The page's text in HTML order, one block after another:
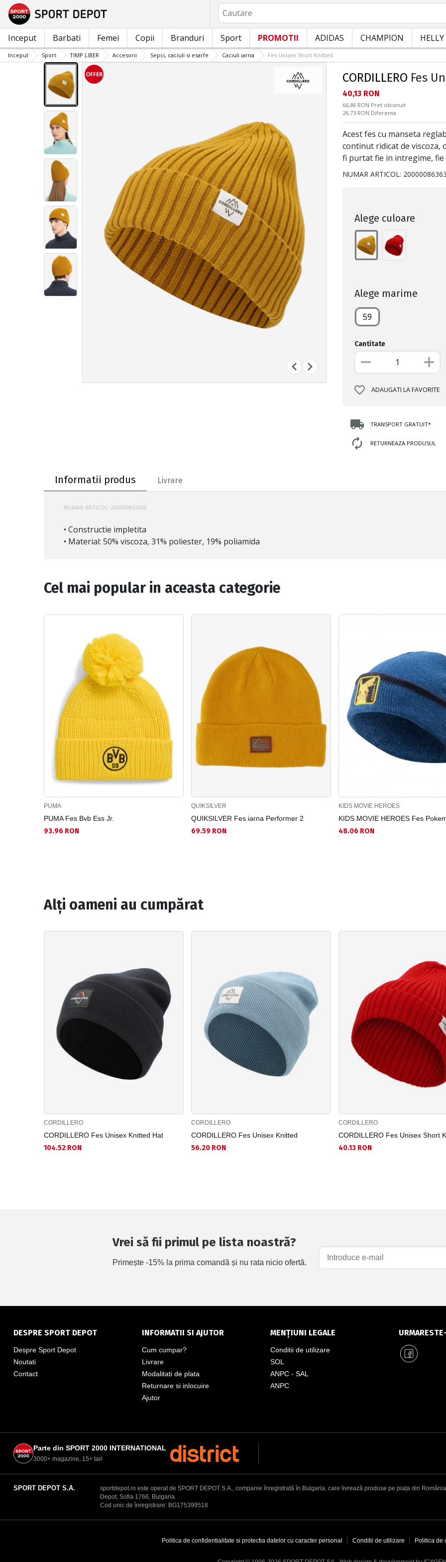
Cautare
Inceput Barbati Femei Copii Branduri Sport PROMOTII ADIDAS CHAMPION
Inceput Sport TIMP LIBER Accesorii Sepci, caciuli si esarfe Caciuli iarna Fes Unisex Short Knitted
OFFER CORDILLERO Fes
Текуща цена:
40,13 RON
Pret obisnuit:
66,86 RON Pret obisnuit
Спестявате:
26,73 RON Diferenta
Acest fes cu manseta
continut ridicat de
fi purtat fie in intregime, fie
NUMAR ARTICOL:
Alege culoare
Alege marime
59
Cantitate
ADAUGATI LA FAVORITE
TRANSPORT GRATUIT*
RETURNEAZA PRODUSUL
Informatii produs
Livrare
NUMAR ARTICOL: 200000863630
• Constructie impletita
• Material: 50% viscoza, 31% poliester, 19% poliamida
Cel mai popular in aceasta categorie
PUMA
PUMA Fes Bvb Ess Jr.
93.96 RON
QUIKSILVER
QUIKSILVER Fes iarna Performer 2
69.59 RON
KIDS MOVIE HEROES
KIDS MOVIE HEROES Fes
48.06 RON
Alți oameni au cumpărat
CORDILLERO
CORDILLERO Fes Unisex Knitted Hat
104.52 RON
CORDILLERO
CORDILLERO Fes Unisex Knitted
56.20 RON
CORDILLERO
CORDILLERO Fes Unisex Short
40.13 RON
Vrei să fii primul pe lista noastră?
Primește -15% la prima comandă și nu rata nicio ofertă.
DESPRE SPORT DEPOT
Despre Sport Depot
Noutati
Contact
INFORMATII SI AJUTOR
Cum cumpar?
Livrare
Modalitati de plata
Returnare si inlocuire
Ajutor
MENȚIUNI LEGALE
Conditii de utilizare
SOL
ANPC - SAL
ANPC
Parte din SPORT 2000 INTERNATIONAL
3000+ magazine, 15+ tari
SPORT DEPOT S.A.
sportdepot.ro este operat de SPORT DEPOT S.A., companie înregistrată în Bulgaria, care livrează produse pe piața din
Depot, Sofia 1766, Bulgaria.
Cod unic de înregistrare: BG175399518
Politica de confidentialitate si protectia datelor cu caracter personal Conditii de utilizare Politica de